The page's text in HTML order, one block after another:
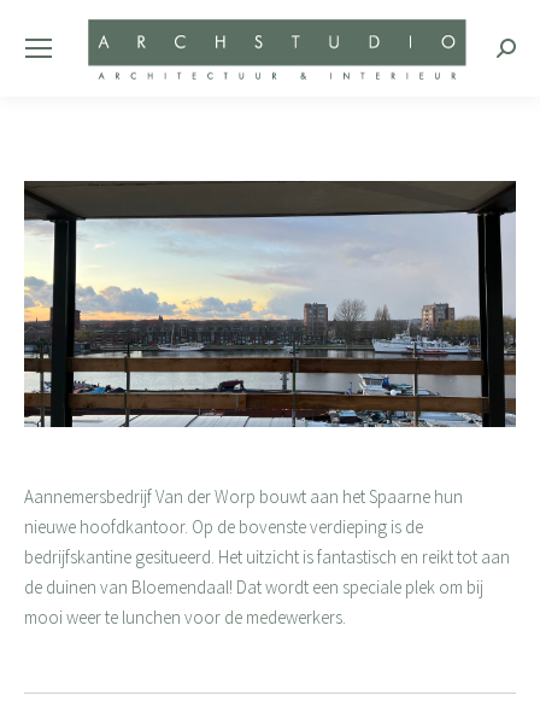
Aannemersbedrijf Van der Worp bouwt aan het Spaarne hun
nieuwe hoofdkantoor. Op de bovenste verdieping is de
bedrijfskantine gesitueerd. Het uitzicht is fantastisch en reikt tot aan
de duinen van Bloemendaal! Dat wordt een speciale plek om bij
mooi weer te lunchen voor de medewerkers.